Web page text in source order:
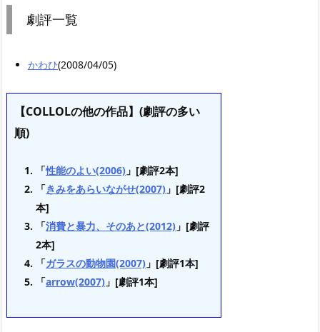
劇評一覧
かわひ(2008/04/05)
【COLLOLの他の作品】(劇評の多い
順)
「性能のよい(2006) 」[劇評2本]
「きみをあらいながせ(2007) 」[劇評2
本]
「消費と暴力、そのあと(2012) 」[劇評
2本]
「ガラスの動物園(2007) 」[劇評1本]
「arrow(2007) 」[劇評1本]